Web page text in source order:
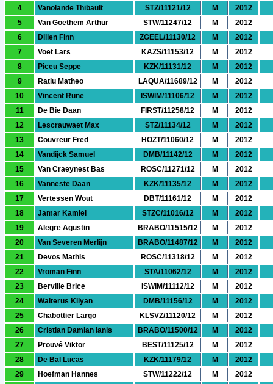
4
Vanolande Thibault STZ/11121/12 M
2012
5
Van Goethem Arthur STW/11247/12 M
2012
6
Dillen Finn ZGEEL/11130/12 M
2012
7
Voet Lars KAZS/11153/12 M
2012
8
Piceu Seppe KZK/11131/12 M
2012
9
Ratiu Matheo LAQUA/11689/12 M
2012
10
Vincent Rune ISWIM/11106/12 M
2012
11
De Bie Daan FIRST/11258/12 M
2012
12
Lescrauwaet Max STZ/11134/12 M
2012
13
Couvreur Fred HOZT/11060/12 M
2012
14
Vandijck Samuel DMB/11142/12 M
2012
15
Van Craeynest Bas ROSC/11271/12 M
2012
16
Vanneste Daan KZK/11135/12 M
2012
17
Vertessen Wout DBT/11161/12 M
2012
18
Jamar Kamiel STZC/11016/12 M
2012
19
Alegre Agustin BRABO/11515/12 M
2012
20
Van Severen Merlijn BRABO/11487/12 M
2012
21
Devos Mathis ROSC/11318/12 M
2012
22
Vroman Finn STA/11062/12 M
2012
23
Berville Brice ISWIM/11112/12 M
2012
24
Walterus Kilyan DMB/11156/12 M
2012
25
Chabottier Largo KLSVZ/11120/12 M
2012
26
Cristian Damian Ianis BRABO/11500/12 M
2012
27
Prouvé Viktor BEST/11125/12 M
2012
28
De Bal Lucas KZK/11179/12 M
2012
29
Hoefman Hannes STW/11222/12 M
2012